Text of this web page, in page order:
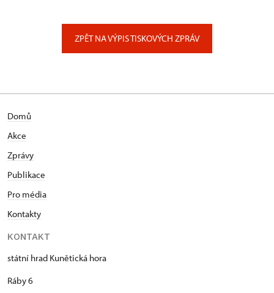
ZPĚT NA VÝPIS TISKOVÝCH ZPRÁV
Domů
Akce
Zprávy
Publikace
Pro média
Kontakty
KONTAKT
státní hrad Kunětická hora
Ráby 6